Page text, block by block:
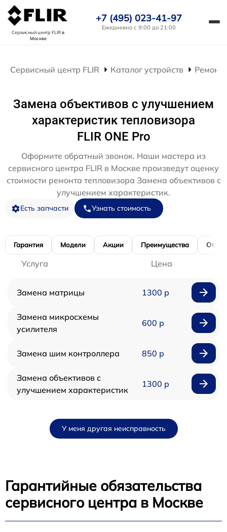
Сервисный центр FLIRв
Москве
+7 (495) 023-41-97
Ежедневно с 9:00 до 21:00
Сервисный центр FLIR Каталог устройств Ремонт
Замена объективов с улучшением
характеристик тепловизора
FLIR ONE Pro
Оформите обратный звонок. Наши мастера из
сервисного центра FLIR в Москве произведут оценку
стоимости ремонта тепловизора Замена объективов с
улучшением характеристик.
Есть запчасти Узнать стоимость
Гарантия Модели Акции Преимущества
Услуга Цена
Замена матрицы 1300 р
Замена микросхемы
усилителя
600 р
Замена шим контроллера 850 р
Замена объективов с
улучшением характеристик
1300 р
У меня другая неисправность
Гарантийные обязательства
сервисного центра в Москве